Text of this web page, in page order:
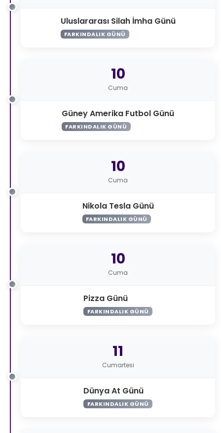
Uluslararası Silah İmha Günü
FARKINDALIK GÜNÜ
10
Cuma
Güney Amerika Futbol Günü
FARKINDALIK GÜNÜ
10
Cuma
Nikola Tesla Günü
FARKINDALIK GÜNÜ
10
Cuma
Pizza Günü
FARKINDALIK GÜNÜ
11
Cumartesi
Dünya At Günü
FARKINDALIK GÜNÜ